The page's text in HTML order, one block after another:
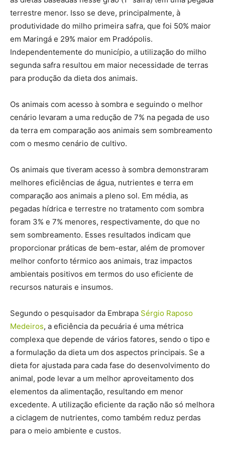
terrestre menor. Isso se deve, principalmente, à
produtividade do milho primeira safra, que foi 50% maior
em Maringá e 29% maior em Pradópolis.
Independentemente do município, a utilização do milho
segunda safra resultou em maior necessidade de terras
para produção da dieta dos animais.
Os animais com acesso à sombra e seguindo o melhor
cenário levaram a uma redução de 7% na pegada de uso
da terra em comparação aos animais sem sombreamento
com o mesmo cenário de cultivo.
Os animais que tiveram acesso à sombra demonstraram
melhores eficiências de água, nutrientes e terra em
comparação aos animais a pleno sol. Em média, as
pegadas hídrica e terrestre no tratamento com sombra
foram 3% e 7% menores, respectivamente, do que no
sem sombreamento. Esses resultados indicam que
proporcionar práticas de bem-estar, além de promover
melhor conforto térmico aos animais, traz impactos
ambientais positivos em termos do uso eficiente de
recursos naturais e insumos.
Segundo o pesquisador da Embrapa Sérgio Raposo
Medeiros, a eficiência da pecuária é uma métrica
complexa que depende de vários fatores, sendo o tipo e
a formulação da dieta um dos aspectos principais. Se a
dieta for ajustada para cada fase do desenvolvimento do
animal, pode levar a um melhor aproveitamento dos
elementos da alimentação, resultando em menor
excedente. A utilização eficiente da ração não só melhora
a ciclagem de nutrientes, como também reduz perdas
para o meio ambiente e custos.